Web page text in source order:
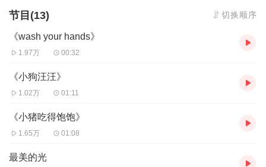
节目(13) 切换顺序
《wash your hands》
1.97万 00:32
《小狗汪汪》
1.02万 01:11
《小猪吃得饱饱》
1.65万 01:08
最美的光